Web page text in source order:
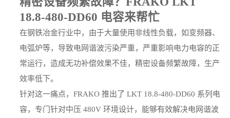
18.8-480-DD60 电容来帮忙
在钢铁冶金行业中，由于大量使用非线性负载，如变频器、
电弧炉等，导致电网谐波污染严重，严重影响电力电容的正
常运行，造成无功补偿效果不佳，精密设备频繁故障，生产
效率低下。
针对这一痛点，FRAKO 推出了 LKT 18.8-480-DD60 系列电
容，专门针对中压 480V 环境设计，能够有效解决电网谐波